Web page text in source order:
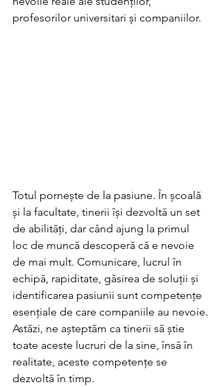
profesorilor universitari și companiilor.
Totul pornește de la pasiune. În școală
și la facultate, tinerii își dezvoltă un set
de abilități, dar când ajung la primul
loc de muncă descoperă că e nevoie
de mai mult. Comunicare, lucrul în
echipă, rapiditate, găsirea de soluții și
identificarea pasiunii sunt competențe
esențiale de care companiile au nevoie.
Astăzi, ne așteptăm ca tinerii să știe
toate aceste lucruri de la sine, însă în
realitate, aceste competențe se
dezvoltă în timp.